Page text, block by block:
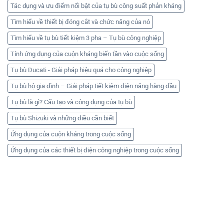
Tác dụng và ưu điểm nổi bật của tụ bù công suất phản kháng
Tìm hiểu về thiết bị đóng cắt và chức năng của nó
Tìm hiểu về tụ bù tiết kiệm 3 pha – Tụ bù công nghiệp
Tính ứng dụng của cuộn kháng biến tần vào cuộc sống
Tụ bù Ducati - Giải pháp hiệu quả cho công nghiệp
Tụ bù hộ gia đình – Giải pháp tiết kiệm điện năng hàng đầu
Tụ bù là gì? Cấu tạo và công dụng của tụ bù
Tụ bù Shizuki và những điều cần biết
Ứng dụng của cuộn kháng trong cuộc sống
Ứng dụng của các thiết bị điện công nghiệp trong cuộc sống